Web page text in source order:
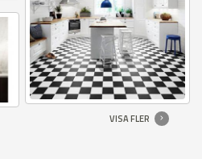
VISA FLER